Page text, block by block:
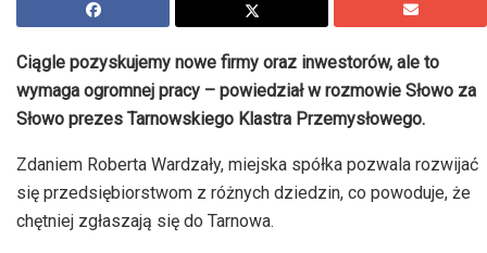
Ciągle pozyskujemy nowe firmy oraz inwestorów, ale to
wymaga ogromnej pracy – powiedział w rozmowie Słowo za
Słowo prezes Tarnowskiego Klastra Przemysłowego.
Zdaniem Roberta Wardzały, miejska spółka pozwala rozwijać
się przedsiębiorstwom z różnych dziedzin, co powoduje, że
chętniej zgłaszają się do Tarnowa.